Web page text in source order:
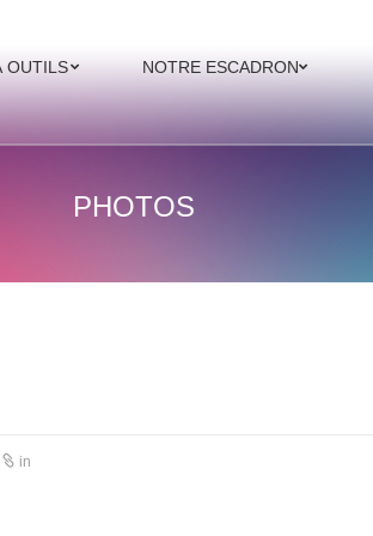
OUTILS NOTRE ESCADRON
PHOTOS
in